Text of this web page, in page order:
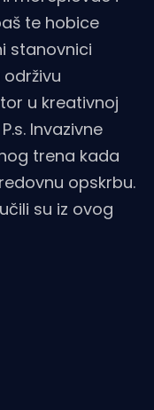
te hobice
stanovnici
u kreativnoj
Invazivne
trena kada
opskrbu.
su iz ovog